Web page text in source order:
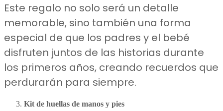
Este regalo no solo será un detalle
memorable, sino también una forma
especial de que los padres y el bebé
disfruten juntos de las historias durante
los primeros años, creando recuerdos que
perdurarán para siempre.
Kit de huellas de manos y pies